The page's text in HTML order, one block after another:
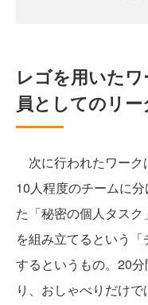
レゴを用いた
員としてのリ
次に行われたワーク
10人程度のチームに
た「秘密の個人タス
を組み立てるという
するというもの。20
り、おしゃべりだけ